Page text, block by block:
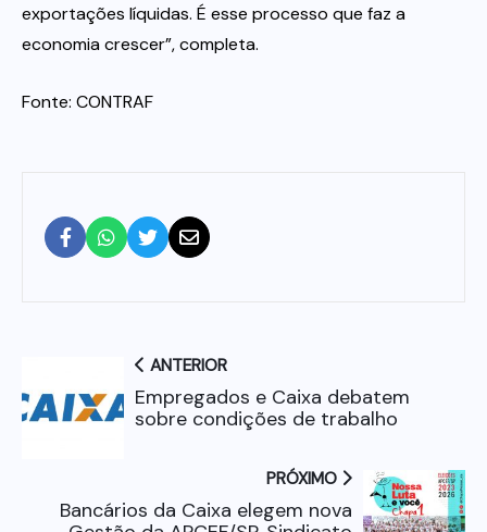
exportações líquidas. É esse processo que faz a
economia crescer”, completa.
Fonte: CONTRAF
ANTERIOR
Empregados e Caixa debatem
sobre condições de trabalho
PRÓXIMO
Bancários da Caixa elegem nova